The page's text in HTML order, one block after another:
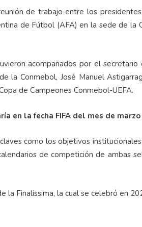
de trabajo entre los
de Fútbol (AFA) en la sede de la
acompañados por el
la Conmebol, José Manuel
de Campeones Conmebol-UEFA.
en la fecha FIFA del mes de
como los objetivos
de competición de ambas
la Finalissima, la cual se celebró en